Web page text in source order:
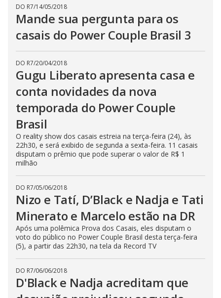
DO R7/14/05/2018
Mande sua pergunta para os
casais do Power Couple Brasil 3
DO R7/20/04/2018
Gugu Liberato apresenta casa e
conta novidades da nova
temporada do Power Couple
Brasil
O reality show dos casais estreia na terça-feira (24), às
22h30, e será exibido de segunda a sexta-feira. 11 casais
disputam o prêmio que pode superar o valor de R$ 1
milhão
DO R7/05/06/2018
Nizo e Tatí, D’Black e Nadja e Tati
Minerato e Marcelo estão na DR
Após uma polêmica Prova dos Casais, eles disputam o
voto do público no Power Couple Brasil desta terça-feira
(5), a partir das 22h30, na tela da Record TV
DO R7/06/06/2018
D'Black e Nadja acreditam que